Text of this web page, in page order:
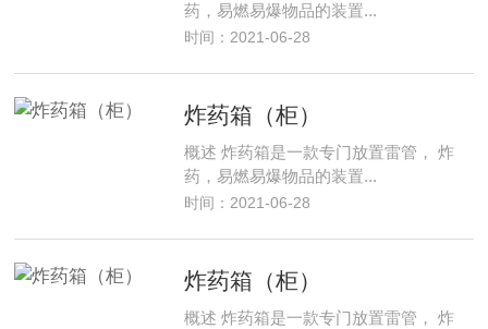
药，易燃易爆物品的装置...
时间：2021-06-28
炸药箱（柜）
概述 炸药箱是一款专门放置雷管， 炸
药，易燃易爆物品的装置...
时间：2021-06-28
炸药箱（柜）
概述 炸药箱是一款专门放置雷管， 炸